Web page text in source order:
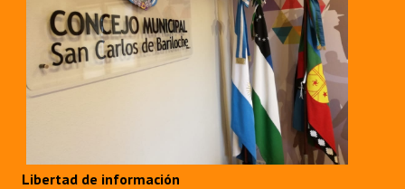
Libertad de información